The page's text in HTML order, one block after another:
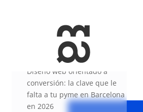
Entradas recientes
Diseño web orientado a
conversión: la clave que le
falta a tu pyme en Barcelona
en 2026